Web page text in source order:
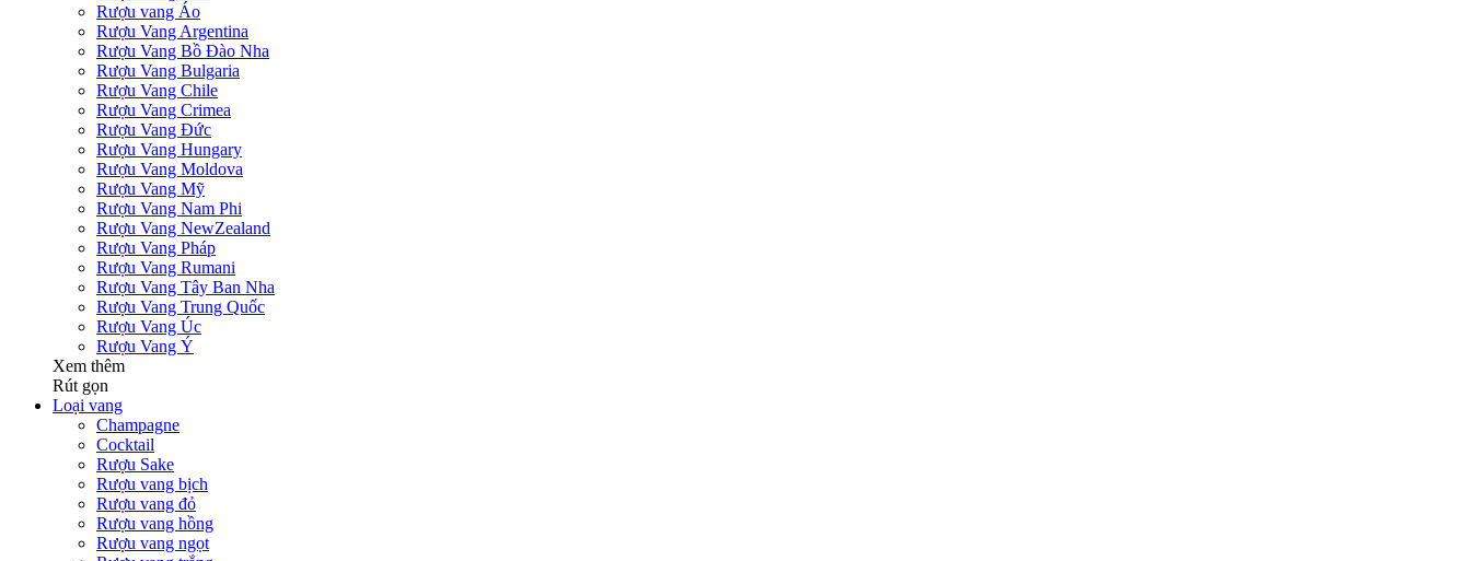
Rượu vang Áo
Rượu Vang Argentina
Rượu Vang Bồ Đào Nha
Rượu Vang Bulgaria
Rượu Vang Chile
Rượu Vang Crimea
Rượu Vang Đức
Rượu Vang Hungary
Rượu Vang Moldova
Rượu Vang Mỹ
Rượu Vang Nam Phi
Rượu Vang NewZealand
Rượu Vang Pháp
Rượu Vang Rumani
Rượu Vang Tây Ban Nha
Rượu Vang Trung Quốc
Rượu Vang Úc
Rượu Vang Ý
Xem thêm
Rút gọn
Loại vang
Champagne
Cocktail
Rượu Sake
Rượu vang bịch
Rượu vang đỏ
Rượu vang hồng
Rượu vang ngọt